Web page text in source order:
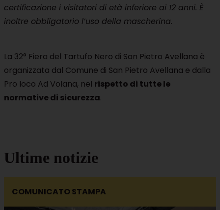
certificazione i visitatori di età inferiore ai 12 anni. È
inoltre obbligatorio l’uso della mascherina.
La 32° Fiera del Tartufo Nero di San Pietro Avellana è
organizzata dal Comune di San Pietro Avellana e dalla
Pro loco Ad Volana, nel rispetto di tutte le
normative di sicurezza.
Ultime notizie
COMUNICATO STAMPA